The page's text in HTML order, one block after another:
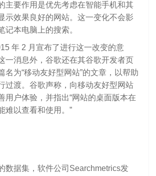
主要作用是优先考虑在智能手机和其
示效果良好的网站。这一变化不会影
记本电脑上的搜索。
年 2 月宣布了进行这一改变的意
一消息外，谷歌还在其谷歌开发者页
名为“移动友好型网站”的文章，以帮助
过渡。谷歌声称，向移动友好型网站
用户体验，并指出“网站的桌面版本在
难以查看和使用。”
数据集，软件公司Searchmetrics发